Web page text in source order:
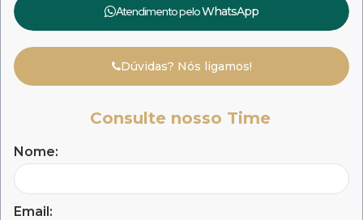
Atendimento peloWhatsApp
Dúvidas? Nós ligamos!
Consulte nosso Time
Nome:
Email: